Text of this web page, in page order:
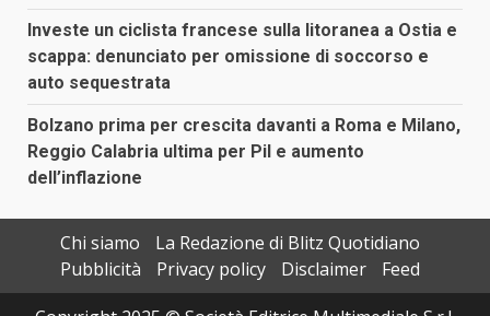
Investe un ciclista francese sulla litoranea a Ostia e
scappa: denunciato per omissione di soccorso e
auto sequestrata
Bolzano prima per crescita davanti a Roma e Milano,
Reggio Calabria ultima per Pil e aumento
dell’inflazione
Chi siamo
La Redazione di Blitz Quotidiano
Pubblicità
Privacy policy Disclaimer
Feed